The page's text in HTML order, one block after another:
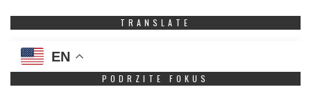
TRANSLATE
EN
PODRZITE FOKUS